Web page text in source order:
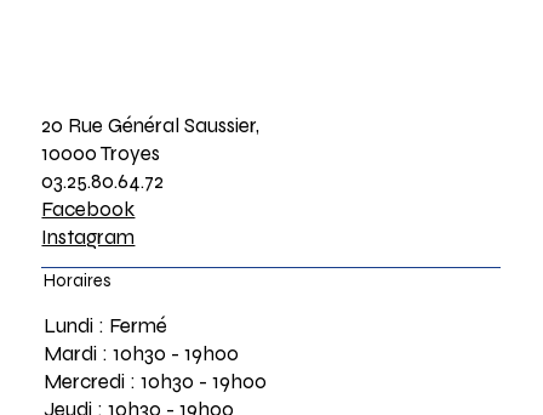
20 Rue Général Saussier,
10000 Troyes
03.25.80.64.72
Facebook
Instagram
Horaires
Lundi : Fermé
Mardi : 10h30 - 19h00
Mercredi : 10h30 - 19h00